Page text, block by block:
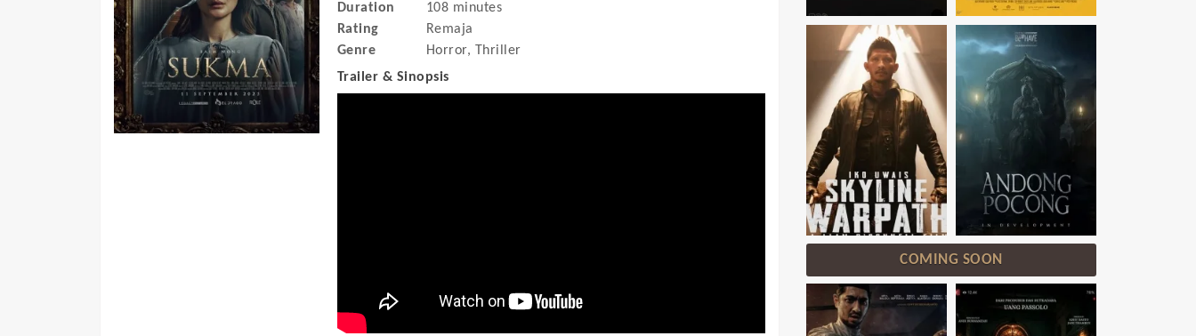
Duration
108 minutes
Rating
Remaja
Genre
Horror, Thriller
Trailer & Sinopsis
COMING SOON